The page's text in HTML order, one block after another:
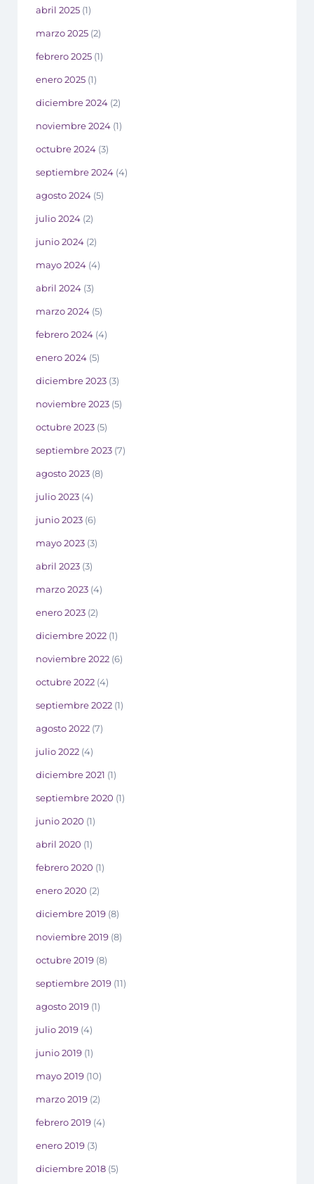
abril 2025 (1)
marzo 2025 (2)
febrero 2025 (1)
enero 2025 (1)
diciembre 2024 (2)
noviembre 2024 (1)
octubre 2024 (3)
septiembre 2024 (4)
agosto 2024 (5)
julio 2024 (2)
junio 2024 (2)
mayo 2024 (4)
abril 2024 (3)
marzo 2024 (5)
febrero 2024 (4)
enero 2024 (5)
diciembre 2023 (3)
noviembre 2023 (5)
octubre 2023 (5)
septiembre 2023 (7)
agosto 2023 (8)
julio 2023 (4)
junio 2023 (6)
mayo 2023 (3)
abril 2023 (3)
marzo 2023 (4)
enero 2023 (2)
diciembre 2022 (1)
noviembre 2022 (6)
octubre 2022 (4)
septiembre 2022 (1)
agosto 2022 (7)
julio 2022 (4)
diciembre 2021 (1)
septiembre 2020 (1)
junio 2020 (1)
abril 2020 (1)
febrero 2020 (1)
enero 2020 (2)
diciembre 2019 (8)
noviembre 2019 (8)
octubre 2019 (8)
septiembre 2019 (11)
agosto 2019 (1)
julio 2019 (4)
junio 2019 (1)
mayo 2019 (10)
marzo 2019 (2)
febrero 2019 (4)
enero 2019 (3)
diciembre 2018 (5)